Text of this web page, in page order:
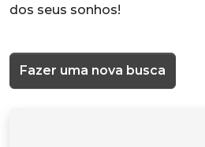
dos seus sonhos!
Fazer uma nova busca